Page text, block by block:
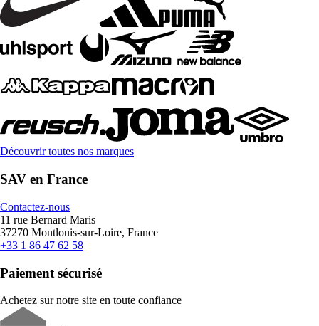
Découvrir toutes nos marques
SAV en France
Contactez-nous
11 rue Bernard Maris
37270 Montlouis-sur-Loire, France
+33 1 86 47 62 58
Paiement sécurisé
Achetez sur notre site en toute confiance